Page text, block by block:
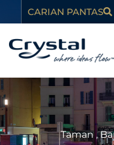
kandungan
CARIAN PANTAS
Taman,